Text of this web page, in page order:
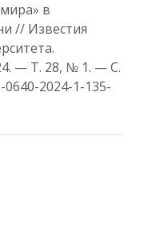
в
// Известия
— Т. 28, № 1. — С.
0640-2024-1-135-